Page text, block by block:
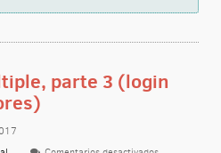
parte 3 (login